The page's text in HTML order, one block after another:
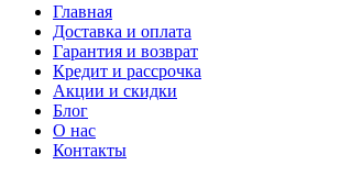
Главная
Доставка и оплата
Гарантия и возврат
Кредит и рассрочка
Акции и скидки
Блог
О нас
Контакты